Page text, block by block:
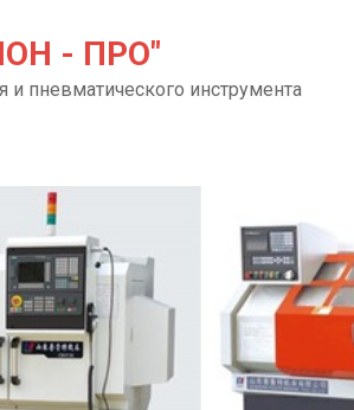
- ПРО"
и пневматического инструмента